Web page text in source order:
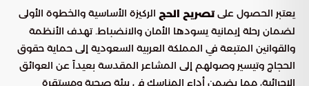
يعتبر الحصول علىتصريح الحج الركيزة الأساسية والخطوة الأولى
لضمان رحلة إيمانية يسودها الأمان والانضباط. تهدف الأنظمة
والقوانين المتبعة في المملكة العربية السعودية إلى حماية حقوق
الحجاج وتيسير وصولهم إلى المشاعر المقدسة بعيداً عن العوائق
الإجرائية، مما يضمن أداء المناسك في بيئة صحية ومستقرة